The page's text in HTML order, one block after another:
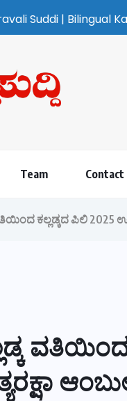
English
Team Contact
ವತಿಯಿಂದ ಕಲ್ಲಡ್ಕದ ಪಿಲಿ